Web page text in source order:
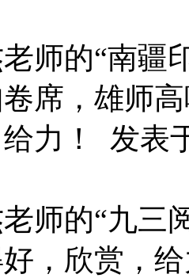
师的“南疆
席，雄师
力！ 发表
师的“九三
好，欣赏，